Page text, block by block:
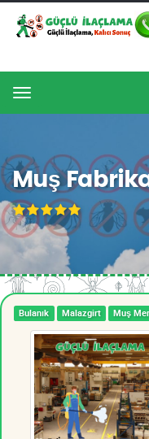
Menu
Muş
Bulanık Malazgirt Muş